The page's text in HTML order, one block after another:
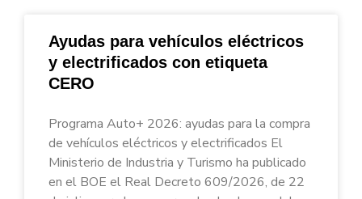
Ayudas para vehículos eléctricos
y electrificados con etiqueta
CERO
Programa Auto+ 2026: ayudas para la compra
de vehículos eléctricos y electrificados El
Ministerio de Industria y Turismo ha publicado
en el BOE el Real Decreto 609/2026, de 22